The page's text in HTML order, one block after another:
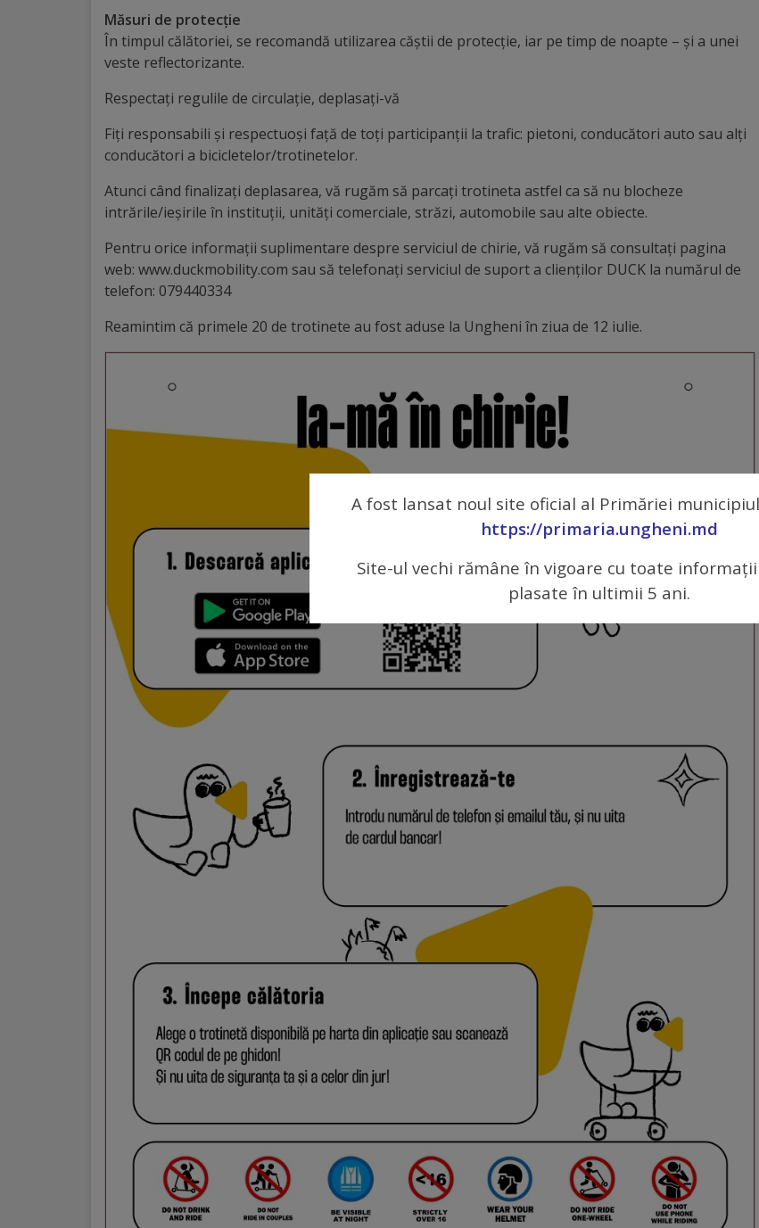
Diplome
Excelență
Ungheniul
Obiective
turistice
Sculpturi
(harta
sculpturilor)
arhitecturale
performanță
Viceprimari
Organigrama
Măsuri de protecție
În timpul călătoriei, se recomandă utilizarea căștii de protecție, iar pe timp de noapte – și a unei
veste reflectorizante.
Respectați regulile de circulație, deplasați-vă
Fiți responsabili și respectuoși față de toți participanții la trafic: pietoni, conducători auto sau alți
conducători a bicicletelor/trotinetelor.
Atunci când finalizați deplasarea, vă rugăm să parcați trotineta astfel ca să nu blocheze
intrările/ieșirile în instituții, unități comerciale, străzi, automobile sau alte obiecte.
Pentru orice informații suplimentare despre serviciul de chirie, vă rugăm să consultați pagina
web: www.duckmobility.com sau să telefonați serviciul de suport a clienților DUCK la numărul de
telefon: 079440334
Reamintim că primele 20 de trotinete au fost aduse la Ungheni în ziua de 12 iulie.
A fost lansat noul site oficial al Primăriei
https://primaria.ungheni.md
Site-ul vechi rămâne în vigoare cu toate
plasate în ultimii 5 ani.